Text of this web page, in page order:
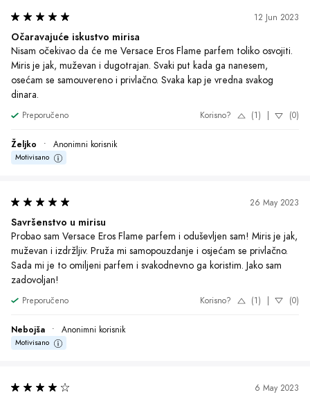
12 Jun 2023
Očaravajuće iskustvo mirisa
Nisam očekivao da će me Versace Eros Flame parfem toliko osvojiti.
Miris je jak, muževan i dugotrajan. Svaki put kada ga nanesem,
osećam se samouvereno i privlačno. Svaka kap je vredna svakog
dinara.
Preporučeno Korisno? (1) (0)
Željko • Anonimni korisnik
Motivisano
26 May 2023
Savršenstvo u mirisu
Probao sam Versace Eros Flame parfem i oduševljen sam! Miris je jak,
muževan i izdržljiv. Pruža mi samopouzdanje i osjećam se privlačno.
Sada mi je to omiljeni parfem i svakodnevno ga koristim. Jako sam
zadovoljan!
Preporučeno Korisno? (1) | (0)
Nebojša • Anonimni korisnik
Motivisano
6 May 2023